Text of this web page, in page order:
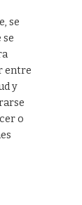
se
se
entre
y
o